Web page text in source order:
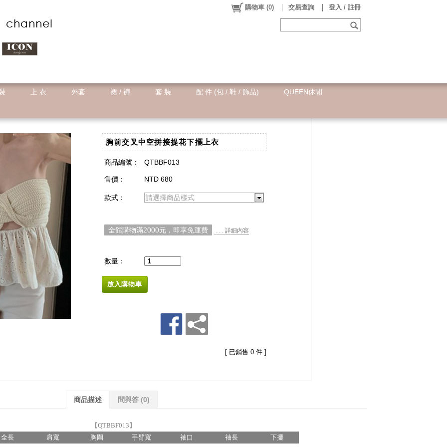
購物車 (0) 交易查詢 登入 / 註冊
上 衣 外套 裙 / 褲 套 裝 配 件 (包 / 鞋 / 飾品) QUEEN休閒
胸前交叉中空拼接提花下擺上衣
商品編號： QTBBF013
售價： NTD 680
款式： 請選擇商品樣式
全館購物滿2000元，即享免運費 . . . 詳細內容
數量：
放入購物車
[ 已銷售 0 件 ]
商品描述 問與答 (0)